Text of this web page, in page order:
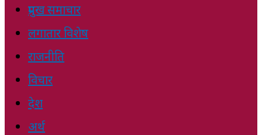
प्रमुख समाचार
लगातार विशेष
राजनीति
विचार
देश
अर्थ